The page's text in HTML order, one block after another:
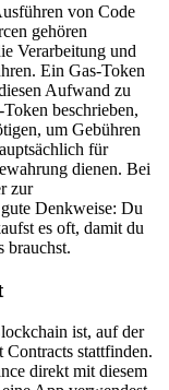
von Code
gehören
Verarbeitung und
Ein Gas-Token
Aufwand zu
beschrieben,
um Gebühren
für
dienen. Bei
zur
Denkweise: Du
es oft, damit du
brauchst.
ist, auf der
stattfinden.
direkt mit diesem